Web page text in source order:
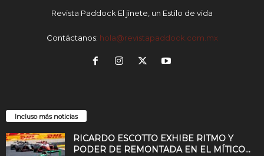
Revista Paddock El jinete, un Estilo de vida
Contáctanos: hola@revistapaddock.com.mx
Incluso más noticias
RICARDO ESCOTTO EXHIBE RITMO Y
PODER DE REMONTADA EN EL MÍTICO...